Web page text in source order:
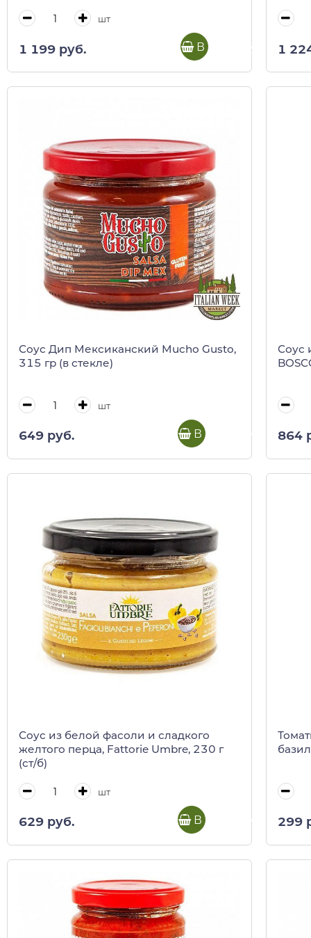
шт
1 199 руб. В корзину 1
Соус Дип Мексиканский Mucho Gusto,
315 гр (в стекле)
шт
649 руб. В корзину
Соус
864
Соус из белой фасоли и сладкого
желтого перца, Fattorie Umbre, 230 г
(ст/б)
шт
629 руб. В корзину 299